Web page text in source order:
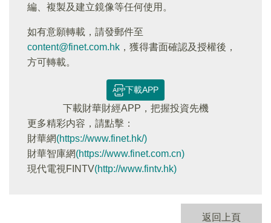
編、複製及建立鏡像等任何使用。
如有意願轉載，請發郵件至
content@finet.com.hk ，獲得書面確認及授權後，
方可轉載。
下載APP
下載財華財經APP，把握投資先機
更多精彩内容，請點擊：
財華網(https://www.finet.hk/)
財華智庫網(https://www.finet.com.cn)
現代電視FINTV(http://www.fintv.hk)
返回上頁